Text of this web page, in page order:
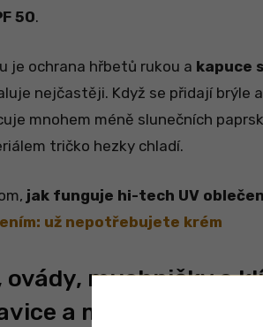
50.
je ochrana hřbetů rukou a kapuce
nejčastěji. Když se přidají brýle
mnohem méně slunečních
tričko hezky chladí.
jak funguje hi-tech UV
už nepotřebujete krém
ovády, muchničky a
a moskytiéry,